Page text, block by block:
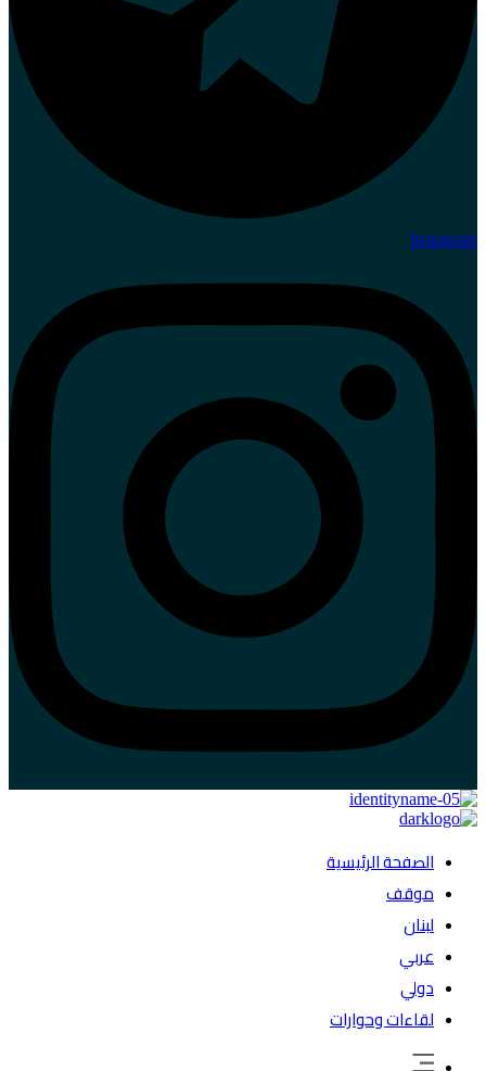
Instagram
الصفحة الرئيسية
موقف
لبنان
عربي
دولي
لقاءات وحوارات